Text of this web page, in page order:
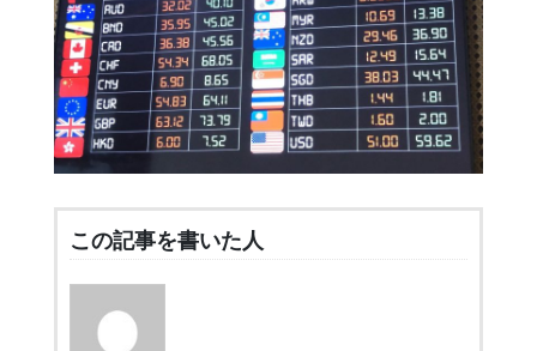
この記事を書いた人